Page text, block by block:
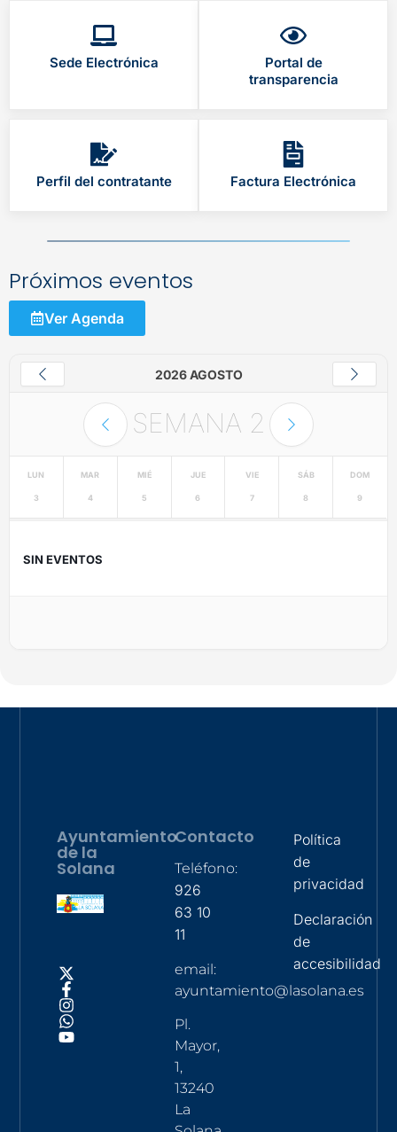
Sede Electrónica
Portal de
transparencia
Perfil del contratante Factura Electrónica
Próximos eventos
Ver Agenda
2026 AGOSTO
SEMANA 2
LUN
3
MAR
4
MIÉ
5
JUE
6
VIE
7
SÁB
8
DOM
9
SIN EVENTOS
Ayuntamiento
de la
Solana
Contacto
Teléfono:
926
63 10
11
email:
ayuntamiento@lasolana.es
Pl.
Mayor,
1,
13240
La
Política
de
privacidad
Declaración
de
accesibilidad